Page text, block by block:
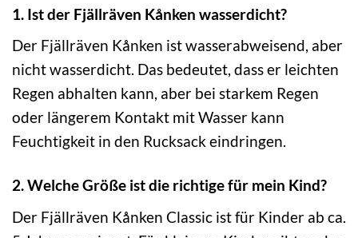
1. Ist der Fjällräven Kånken wasserdicht?
Der Fjällräven Kånken ist wasserabweisend, aber
nicht wasserdicht. Das bedeutet, dass er leichten
Regen abhalten kann, aber bei starkem Regen
oder längerem Kontakt mit Wasser kann
Feuchtigkeit in den Rucksack eindringen.
2. Welche Größe ist die richtige für mein Kind?
Der Fjällräven Kånken Classic ist für Kinder ab ca.